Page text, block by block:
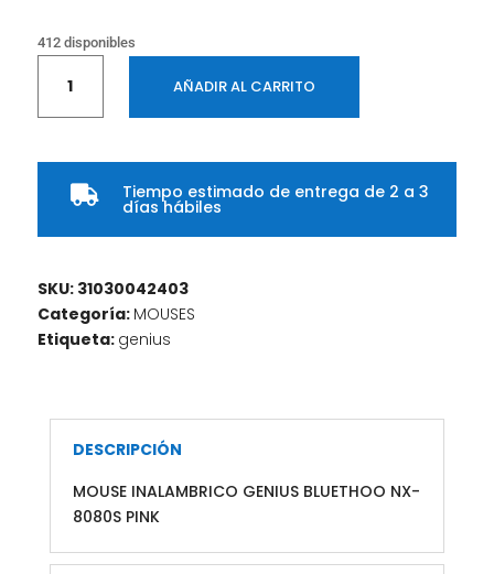
412 disponibles
INALAMBRICO
GENIUS
NX-
cantidad
AÑADIR AL CARRITO
 Tiempo estimado de entrega de 2 a 3
días hábiles
SKU: 31030042403
Categoría: MOUSES
Etiqueta: genius
DESCRIPCIÓN
MOUSE INALAMBRICO GENIUS BLUETHOO NX-
8080S PINK